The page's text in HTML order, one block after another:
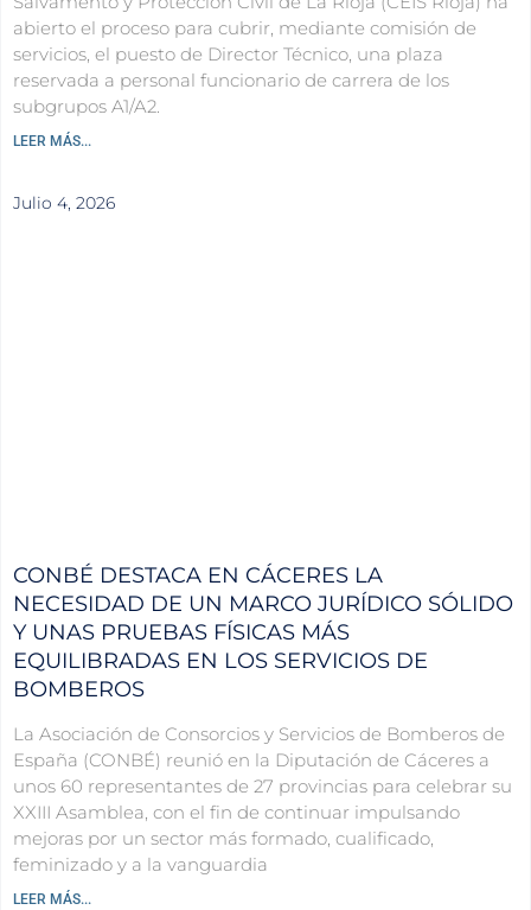
abierto el proceso para cubrir, mediante comisión de
servicios, el puesto de Director Técnico, una plaza
reservada a personal funcionario de carrera de los
subgrupos A1/A2.
LEER MÁS...
Julio 4, 2026
CONBÉ DESTACA EN CÁCERES LA
NECESIDAD DE UN MARCO JURÍDICO SÓLIDO
Y UNAS PRUEBAS FÍSICAS MÁS
EQUILIBRADAS EN LOS SERVICIOS DE
BOMBEROS
La Asociación de Consorcios y Servicios de Bomberos de
España (CONBÉ) reunió en la Diputación de Cáceres a
unos 60 representantes de 27 provincias para celebrar su
XXIII Asamblea, con el fin de continuar impulsando
mejoras por un sector más formado, cualificado,
feminizado y a la vanguardia
LEER MÁS...